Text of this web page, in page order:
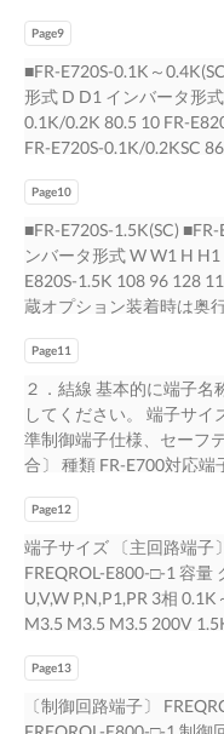
ップ対応品）装着時は、
００２-２１４Ａ
約27.6mm大きくなりま
㎜大きくなります。* *
品）、FR-A7NC Eキット
ップ対応品）装着時は、
が約2mm（最大2.8mm）
Page9
■FR-E720S-0.1K～
形式 D D1 インバータ形
0.1K/0.2K 80.5 10 FR-
FR-E720S-0.1K/0.2KSC
装着時は奥行き寸法が標
プション装着時は奥行き
フティストップ対応品は
(Eキット)（標準制御端子
SC+FR-A7NC（セーフテ
なります。 ■FR-E720S-
タ形式 D D1 FR-E720S-
H1 D D1 FR-E720S-
128 118 135 45.5 内蔵オ
端子仕様品は約15.1mm
約27.6mm大きくなりま
㎜大きくなります。* *
品）、FR-A7NC Eキット
ップ対応品）装着時は、
が約2mm（最大2.8mm）
００２-２１４Ａ
Page10
■FR-E720S-1.5K(SC)
ンバータ形式 W W1 H
E820S-1.5K 108 96 128
蔵オプション装着時は奥
くなります。 セーフティ
す。* * FR-A7NC (Eキッ
キット カバーSC+FR-
時は、前面に 端子台が出
2.8mm）大きくなります
FR-E820S-2.2K 140 128
60 FR-E720S-2.2KSC
法が約27.6mm大きくな
寸法が標準制御端子仕様
応品は約21.6㎜大きくな
御端子仕様品）、FR-
フティストップ対応品）
奥行き寸法が約2mm（最
ＣＮ-Ｃ２１００２-２１
Page11
２．結線 基本的に端子
してください。 端子サ
準制御端子仕様、セーフ
合〕 種類 FR-E700対応端
Ｓ/Ｌ２，Ｔ/Ｌ３ 単相仕
Ｕ，Ｖ，Ｗ Ｕ，Ｖ，Ｗ 主
－ Ｐ/＋，Ｎ/－ 路 Ｐ/＋
ＳＴＲ ＳＴＲ ＳＴＲ 制
接ＲＬ ＲＬ ＲＬ 入 点 力
Ｃ ＰＣ ＊1 １０ １０ ア
子SEとは絶縁されていま
Ｃ 出制コオＲＵＮ ＲＵ
Page12
端子サイズ 〔主回路端子
FREQROL-E800-□-1 容量
U,V,W P,N,P1,PR 3相
M3.5 M3.5 M3.5 200V
M4 M4 M4 M4 M4 M4
M4 M4 M4 0.1K～0.4K
M3.5 単相 0.75K M4 M4
Page13
〔制御回路端子〕